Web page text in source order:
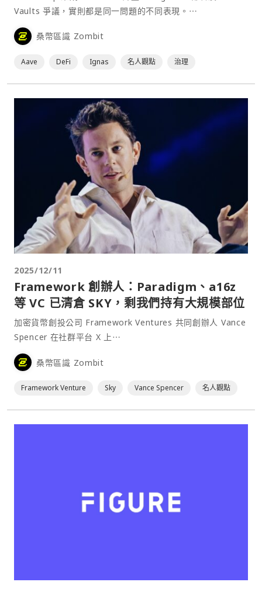
Vaults 爭議，實則都是同一問題的不同表現。⋯
桑幣區識 Zombit
Aave DeFi Ignas 名人觀點 治理
2025/12/11
Framework 創辦人：Paradigm、a16z
等 VC 已清倉 SKY，剩我們持有大規模部位
加密貨幣創投公司 Framework Ventures 共同創辦人 Vance
Spencer 在社群平台 X 上⋯
桑幣區識 Zombit
Framework Venture Sky Vance Spencer 名人觀點